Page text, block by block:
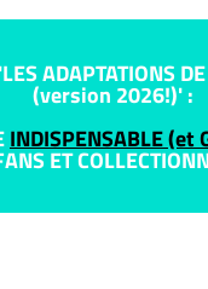
ADAPTATIONS
(version 2026!)' :
INDISPENSABLE (et
ET